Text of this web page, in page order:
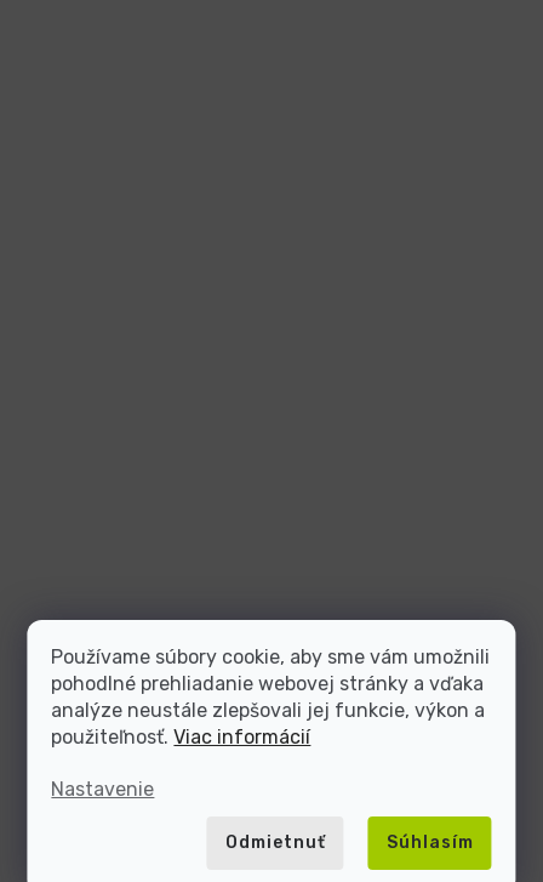
Používame súbory cookie, aby sme vám umožnili
pohodlné prehliadanie webovej stránky a vďaka
analýze neustále zlepšovali jej funkcie, výkon a
použiteľnosť.Viac informácií
Nastavenie
Odmietnuť Súhlasím